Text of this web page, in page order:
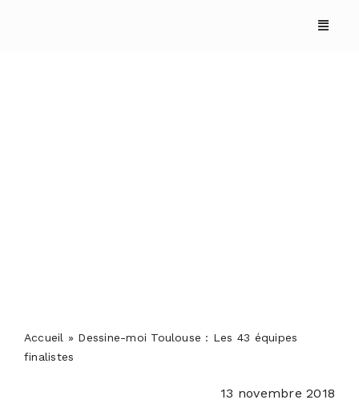
Accueil » Dessine-moi Toulouse : Les 43 équipes
finalistes
13 novembre 2018
PODCASTS